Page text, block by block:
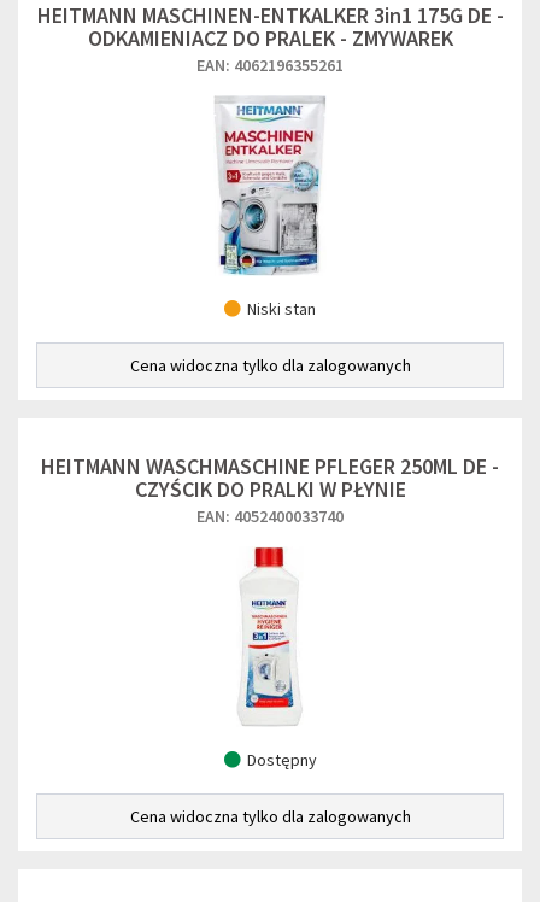
HEITMANN MASCHINEN-ENTKALKER 3in1 175G DE -
ODKAMIENIACZ DO PRALEK - ZMYWAREK
EAN: 4062196355261
Niski stan
Cena widoczna tylko dla zalogowanych
HEITMANN WASCHMASCHINE PFLEGER 250ML DE -
CZYŚCIK DO PRALKI W PŁYNIE
EAN: 4052400033740
Dostępny
Cena widoczna tylko dla zalogowanych